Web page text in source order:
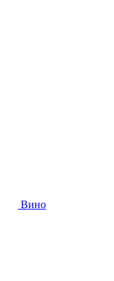
Вино